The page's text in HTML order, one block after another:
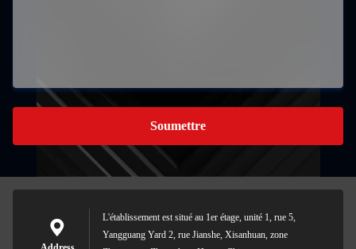
Soumettre
L'établissement est situé au 1er étage, unité 1, rue 5,
Yangguang Yard 2, rue Jianshe, Xisanhuan, zone